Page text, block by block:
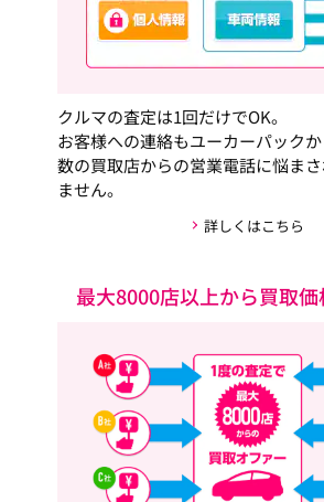
クルマの査定は1回だけでOK。
お客様への連絡もユーカーパック
数の買取店からの営業電話に悩ま
ません。
詳しくはこちら
最大8000店以上から買取価